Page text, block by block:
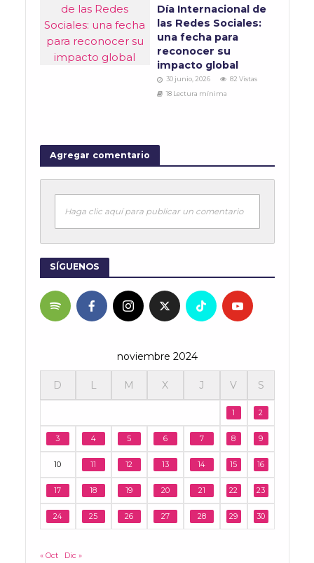
Día Internacional de
las Redes Sociales:
una fecha para
reconocer su
impacto global
30 junio, 2026
82 Vistas
18 Lectura mínima
Agregar comentario
Haga clic aquí para publicar un comentario
SÍGUENOS
noviembre 2024
D L M X J V S
1 2
3 4 5 6 7 8 9
10 11 12 13 14 15 16
17 18 19 20 21 22 23
24 25 26 27 28 29 30
« Oct Dic »